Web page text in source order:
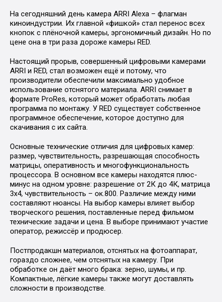
На сегодняшний день камера ARRI Alexa – флагман
киноиндустрии. Их главной «фишкой» стал перенос всех
кнопок с плёночной камеры, эргономичный дизайн. Но по
цене она в три раза дороже камеры RED.
Настоящий прорыв, совершенный цифровыми камерами
ARRI и RED, стал возможен ещё и потому, что
производители обеспечили максимально удобное
использование отснятого материала. ARRI снимает в
формате ProRes, который может обработать любая
программа по монтажу. У RED существует собственное
программное обеспечение, которое доступно для
скачивания с их сайта.
Основные технические отличия для цифровых камер:
размер, чувствительность, разрешающая способность
матрицы, оперативность и многофункциональность
процессора. В основном все камеры находятся плюс-
минус на одном уровне: разрешение от 2К до 4К, матрица
3х4, чувствительность – ок.800. Различие между ними
составляют нюансы. На выбор камеры влияет выбор
творческого решения, поставленные перед фильмом
технические задачи и цена. В выборе принимают участие
оператор, режиссёр и продюсер.
Постпродакшн материалов, отснятых на фотоаппарат,
гораздо сложнее, чем отснятых на камеру. При
обработке он даёт много брака: зерно, шумы, и пр.
Компактные, лёгкие камеры также могут доставлять
сложности в производстве.